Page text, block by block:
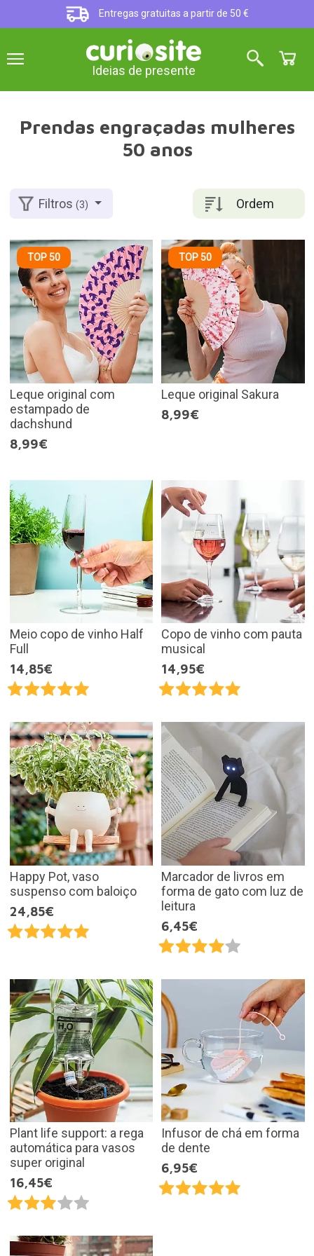
Entregas gratuitas a partir de 50 €
Ideias de presente
Prendas engraçadas mulheres
50 anos
Ordem
Filtros(3)
TOP 50
Leque original com
estampado de
dachshund
8,99€
TOP 50
Leque original Sakura
8,99€
Meio copo de vinho Half
Full
14,85€
Copo de vinho com pauta
musical
14,95€
Happy Pot, vaso
suspenso com baloiço
24,85€
Marcador de livros em
forma de gato com luz de
leitura
6,45€
Plant life support: a rega
automática para vasos
super original
16,45€
Infusor de chá em forma
de dente
6,95€